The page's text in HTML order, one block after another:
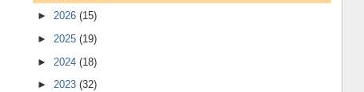
► 2026 (15)
► 2025 (19)
► 2024 (18)
► 2023 (32)